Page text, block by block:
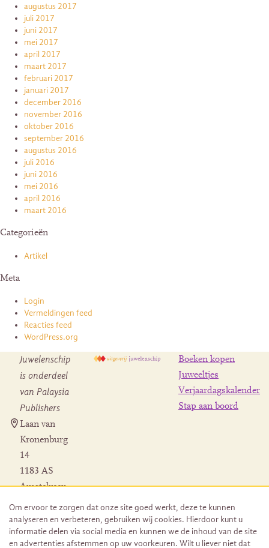
augustus 2017
juli 2017
juni 2017
mei 2017
april 2017
maart 2017
februari 2017
januari 2017
december 2016
november 2016
oktober 2016
september 2016
augustus 2016
juli 2016
juni 2016
mei 2016
april 2016
maart 2016
Categorieën
Artikel
Meta
Login
Vermeldingen feed
Reacties feed
WordPress.org
Juwelenschip
is onderdeel
van Palaysia
Publishers
Laan van
Kronenburg
14
1183 AS
Amstelveen
Herroeping
bestelling
Boeken kopen
Juweeltjes
Verjaardagskalender
Stap aan boord
Om ervoor te zorgen dat onze site goed werkt, deze te kunnen
analyseren en verbeteren, gebruiken wij cookies. Hierdoor kunt u
informatie delen via social media en kunnen we de inhoud van de site
en advertenties afstemmen op uw voorkeuren. Wilt u liever niet dat